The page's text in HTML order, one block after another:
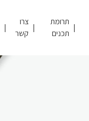
תרומת
תכנים
צרו
קשר